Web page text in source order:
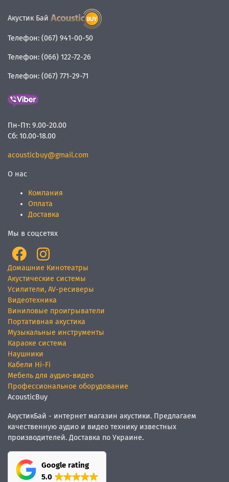
Акустик Бай
Телефон: (067) 941-00-50
Телефон: (066) 122-72-26
Телефон: (067) 771-29-71
Пн-Пт: 9.00-20.00
Сб: 10.00-18.00
acousticbuy@gmail.com
О нас
Компания
Оплата
Доставка
Мы в соцсетях
Домашние Кинотеатры
Акустические системы
Усилители, AV-ресиверы
Видеотехника
Виниловые проигрыватели
Портативная акустика
Музыкальные инструменты
Караоке система
Наушники
Кабели Hi-Fi
Мебель для аудио-видео
Профессиональное оборудование
AcousticBuy
АкустикБай - интернет магазин акустики. Предлагаем
качественную аудио и видео технику известных
производителей. Доставка по Украине.
Google rating
5.0